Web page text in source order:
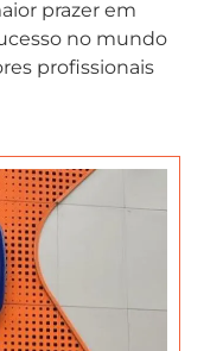
prazer em
no mundo
profissionais